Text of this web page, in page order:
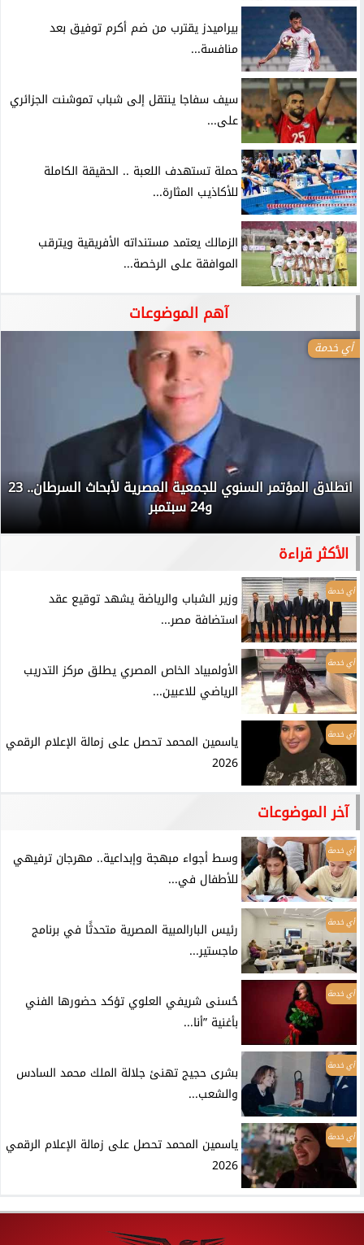
بيراميدز يقترب من ضم أكرم توفيق بعد
منافسة...
سيف سفاجا ينتقل إلى شباب تموشنت الجزائري
على...
حملة تستهدف اللعبة .. الحقيقة الكاملة
للأكاذيب المثارة...
الزمالك يعتمد مستنداته الأفريقية ويترقب
الموافقة على الرخصة...
آهم الموضوعات
أي خدمة
انطلاق المؤتمر السنوي للجمعية المصرية لأبحاث السرطان.. 23
و24 سبتمبر
الأكثر قراءة
أي خدمة
وزير الشباب والرياضة يشهد توقيع عقد
استضافة مصر...
أي خدمة
الأولمبياد الخاص المصري يطلق مركز التدريب
الرياضي للاعبين...
أي خدمة
ياسمين المحمد تحصل على زمالة الإعلام الرقمي
2026
آخر الموضوعات
أي خدمة
وسط أجواء مبهجة وإبداعية.. مهرجان ترفيهي
للأطفال في...
أي خدمة
رئيس البارالمبية المصرية متحدثًا في برنامج
ماجستير...
أي خدمة
حُسنى شريفي العلوي تؤكد حضورها الفني
بأغنية ”أنا...
أي خدمة
بشرى حجيج تهنئ جلالة الملك محمد السادس
والشعب...
أي خدمة
ياسمين المحمد تحصل على زمالة الإعلام الرقمي
2026